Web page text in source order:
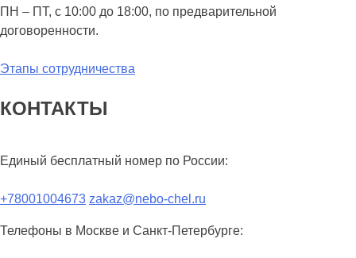
ПН – ПТ, с 10:00 до 18:00, по предварительной
договоренности.
Этапы сотрудничества
КОНТАКТЫ
Единый бесплатный номер по России:
+78001004673 zakaz@nebo-chel.ru
Телефоны в Москве и Санкт-Петербурге: